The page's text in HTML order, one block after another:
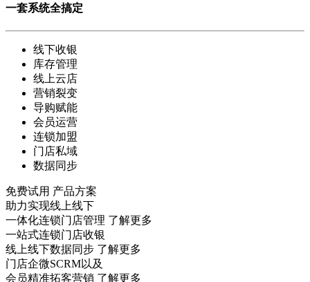
一套系统全搞定
线下收银
库存管理
线上云店
营销裂变
导购赋能
会员运营
连锁加盟
门店私域
数据同步
免费试用 产品方案
助力实现线上线下
一体化连锁门店管理 了解更多
一站式连锁门店收银
线上线下数据同步 了解更多
门店企微SCRM以及
会员精准拓客营销 了解更多